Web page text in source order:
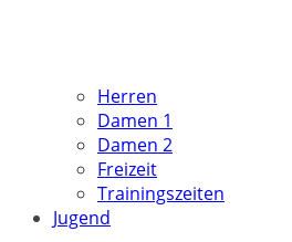
Herren
Damen 1
Damen 2
Freizeit
Trainingszeiten
Jugend